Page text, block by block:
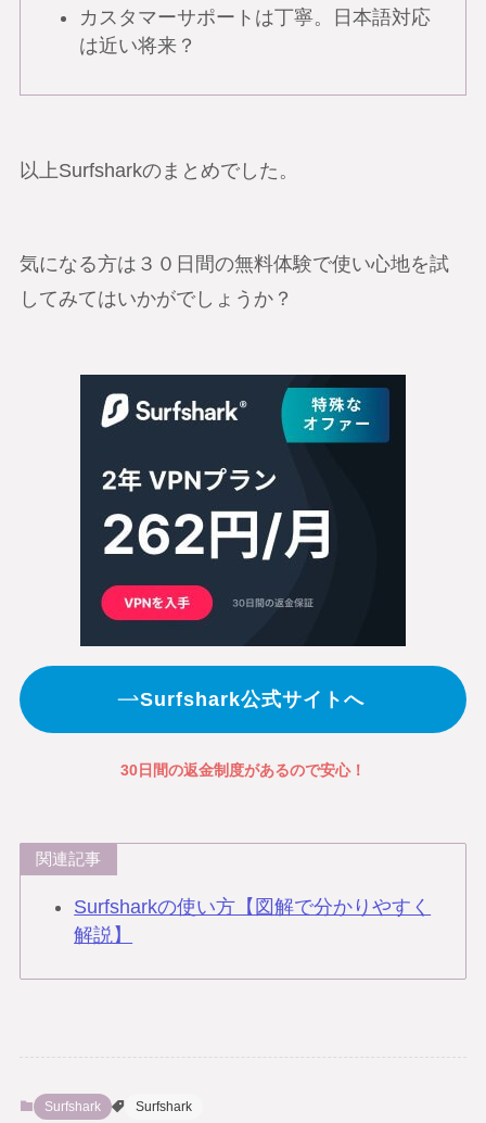
カスタマーサポートは丁寧。日本語対応
は近い将来？
以上Surfsharkのまとめでした。
気になる方は３０日間の無料体験で使い心地を試
してみてはいかがでしょうか？
Surfshark公式サイトへ
30日間の返金制度があるので安心！
関連記事
Surfsharkの使い方【図解で分かりやすく
解説】
Surfshark Surfshark